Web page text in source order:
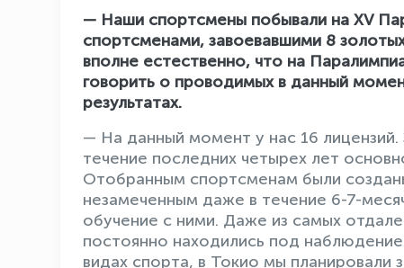
— Наши спортсмены побывали на XV
спортсменами, завоевавшими 8
вполне естественно, что на
говорить о проводимых в данный
результатах.
— На данный момент у нас 16
течение последних четырех лет
Отобранным спортсменам были
незамеченным даже в течение 6-7-
обучение с ними. Даже из самых
постоянно находились под
видах спорта, в Токио мы